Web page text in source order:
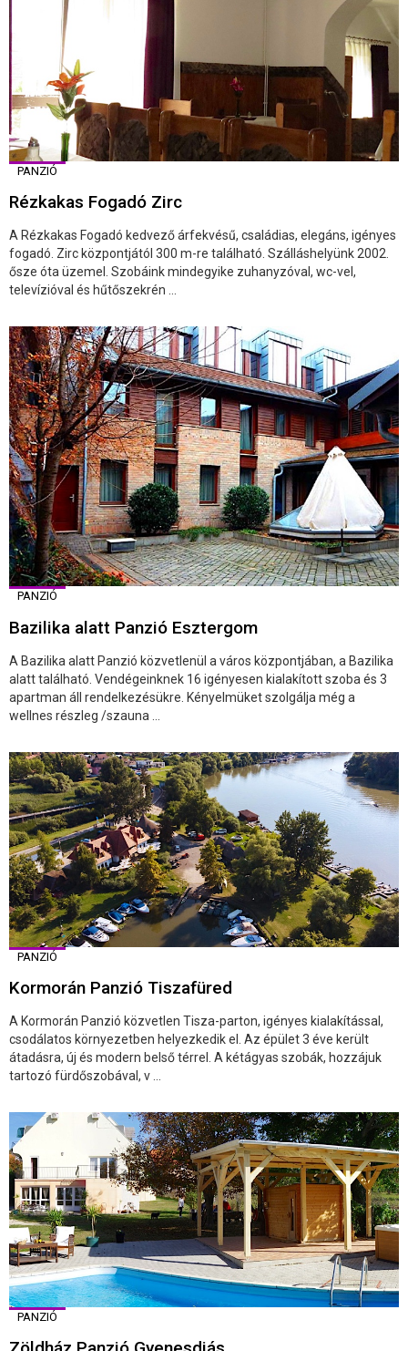
PANZIÓ
Rézkakas Fogadó Zirc
A Rézkakas Fogadó kedvező árfekvésű, családias, elegáns, igényes
fogadó. Zirc központjától 300 m-re található. Szálláshelyünk 2002.
ősze óta üzemel. Szobáink mindegyike zuhanyzóval, wc-vel,
televízióval és hűtőszekrén ...
PANZIÓ
Bazilika alatt Panzió Esztergom
A Bazilika alatt Panzió közvetlenül a város központjában, a Bazilika
alatt található. Vendégeinknek 16 igényesen kialakított szoba és 3
apartman áll rendelkezésükre. Kényelmüket szolgálja még a
wellnes részleg /szauna ...
PANZIÓ
Kormorán Panzió Tiszafüred
A Kormorán Panzió közvetlen Tisza-parton, igényes kialakítással,
csodálatos környezetben helyezkedik el. Az épület 3 éve került
átadásra, új és modern belső térrel. A kétágyas szobák, hozzájuk
tartozó fürdőszobával, v ...
PANZIÓ